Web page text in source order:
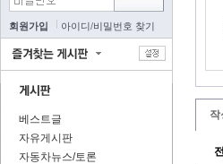
회원가입 아이디/비밀번호 찾기
베스트글
자유게시판
자동차뉴스/토론
작